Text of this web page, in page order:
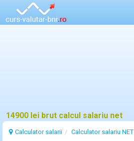
14900 lei brut calcul salariu net
Calculator salarii Calculator salariu NET